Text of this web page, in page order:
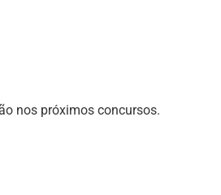
nos próximos concursos.